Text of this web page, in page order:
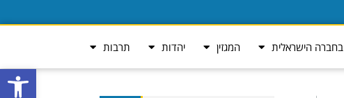
פתח
בחברה הישראלית המגזין יהדות תרבות